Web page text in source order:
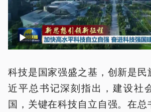
科技是国家强盛之基，创新是民
近平总书记深刻指出，建设社
国，关键在科技自立自强。在